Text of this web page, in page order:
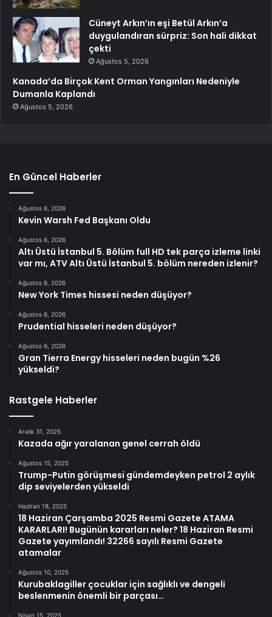
Cüneyt Arkın’ın eşi Betül Arkın’a
duygulandıran sürpriz: Son hali dikkat
çekti
Ağustos 5, 2026
Kanada’da Birçok Kent Orman Yangınları Nedeniyle
Dumanla Kaplandı
Ağustos 5, 2026
En Güncel Haberler
Ağustos 6, 2026
Kevin Warsh Fed Başkanı Oldu
Ağustos 6, 2026
Altı Üstü İstanbul 5. Bölüm full HD tek parça izleme linki
var mı, ATV Altı Üstü İstanbul 5. bölüm nereden izlenir?
Ağustos 6, 2026
New York Times hissesi neden düşüyor?
Ağustos 6, 2026
Prudential hisseleri neden düşüyor?
Ağustos 6, 2026
Gran Tierra Energy hisseleri neden bugün %26
yükseldi?
Rastgele Haberler
Aralık 31, 2025
Kazada ağır yaralanan genel cerrah öldü
Ağustos 15, 2025
Trump-Putin görüşmesi gündemdeyken petrol 2 aylık
dip seviyelerden yükseldi
Haziran 18, 2025
18 Haziran Çarşamba 2025 Resmi Gazete ATAMA
KARARLARI! Bugünün kararları neler? 18 Haziran Resmi
Gazete yayımlandı! 32266 sayılı Resmi Gazete
atamalar
Ağustos 10, 2025
Kurubaklagiller çocuklar için sağlıklı ve dengeli
beslenmenin önemli bir parçası…
Nisan 15, 2025